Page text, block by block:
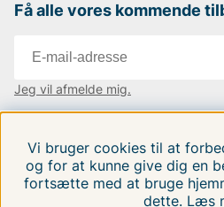
Få alle vores kommende
Jeg vil afmelde mig.
Følg os på vores sociale
Vi bruger cookies til at
og for at kunne give dig en
fortsætte med at bruge
dette. Læs